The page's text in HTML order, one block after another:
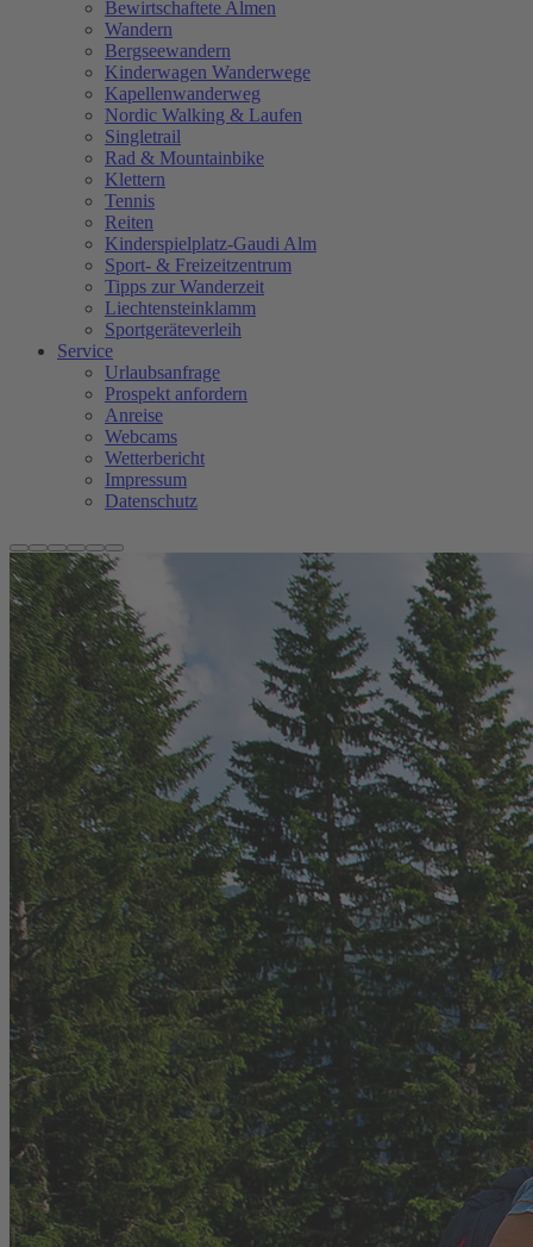
Bewirtschaftete Almen
Wandern
Bergseewandern
Kinderwagen Wanderwege
Kapellenwanderweg
Nordic Walking & Laufen
Singletrail
Rad & Mountainbike
Klettern
Tennis
Reiten
Kinderspielplatz-Gaudi Alm
Sport- & Freizeitzentrum
Tipps zur Wanderzeit
Liechtensteinklamm
Sportgeräteverleih
Service
Urlaubsanfrage
Prospekt anfordern
Anreise
Webcams
Wetterbericht
Impressum
Datenschutz